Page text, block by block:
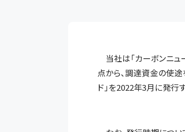
当社は「カーボンニュ
点から、調達資金の使
ド」を2022年3月に発行